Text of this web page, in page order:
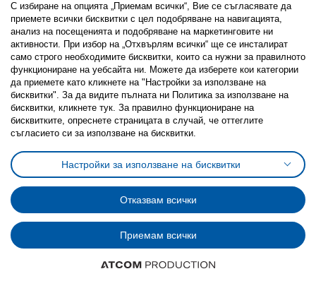
Последвайте ни:
FacebookTwitterYoutubePinterestInstagram
Политика за използване на бисквитки (Cookies)
Избор на настройки за използване на бисквитки
Условия за ползване на ikea.bgОбща политика за личните данни
Политика за защита на личните данни на ikea.bg
Общи условия на програма IKEA Family
Политика за защита на лични данни на програма IKEA Family
© Inter-IKEA Systems B.V. 1999 - 2025
С избиране на опцията „Приемам всички“, Вие се съгласявате да
приемете всички бисквитки с цел подобряване на навигацията,
анализ на посещенията и подобряване на маркетинговите ни
активности. При избор на „Отхвърлям всички“ ще се инсталират
само строго необходимитe бисквитки, които са нужни за правилното
функциониране на уебсайта ни. Можете да изберете кои категории
да приемете като кликнете на "Настройки за използване на
бисквитки". За да видите пълната ни Политика за използване на
бисквитки, кликнете тук. За правилно функциониране на
бисквитките, опреснете страницата в случай, че оттеглите
съгласието си за използване на бисквитки.
Настройки за използване на бисквитки
Отказвам всички
Приемам всички